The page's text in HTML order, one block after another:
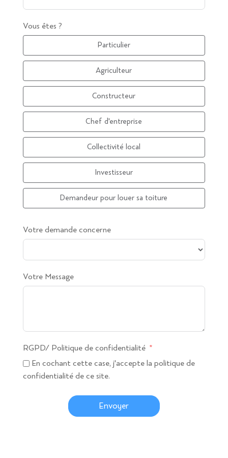
Vous êtes ?
Particulier
Agriculteur
Constructeur
Chef d'entreprise
Collectivité local
Investisseur
Demandeur pour louer sa toiture
Votre demande concerne
Votre Message
RGPD/ Politique de confidentialité
En cochant cette case, j'accepte la politique de
confidentialité de ce site.
Envoyer